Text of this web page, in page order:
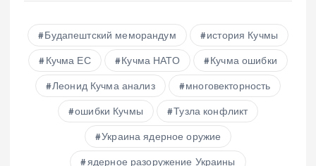
Будапештский меморандум история Кучмы
Кучма ЕС Кучма НАТО Кучма ошибки
Леонид Кучма анализ многовекторность
ошибки Кучмы Тузла конфликт
Украина ядерное оружие
ядерное разоружение Украины